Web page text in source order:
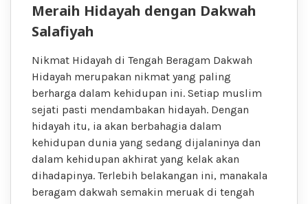
Meraih Hidayah dengan Dakwah
Salafiyah
Nikmat Hidayah di Tengah Beragam Dakwah
Hidayah merupakan nikmat yang paling
berharga dalam kehidupan ini. Setiap muslim
sejati pasti mendambakan hidayah. Dengan
hidayah itu, ia akan berbahagia dalam
kehidupan dunia yang sedang dijalaninya dan
dalam kehidupan akhirat yang kelak akan
dihadapinya. Terlebih belakangan ini, manakala
beragam dakwah semakin meruak di tengah